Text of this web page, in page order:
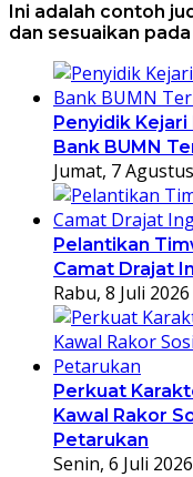
Ini adalah contoh
dan sesuaikan
Penyidik
Bank BUMN
Jumat, 7
Pelantikan
Camat Drajat
Rabu, 8 Juli 2026
Perkuat
Kawal Rakor
Petarukan
Senin, 6 Juli 2026